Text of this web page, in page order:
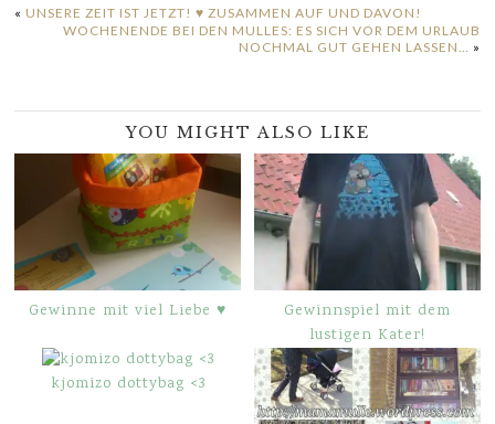
« UNSERE ZEIT IST JETZT! ♥ ZUSAMMEN AUF UND DAVON!
WOCHENENDE BEI DEN MULLES: ES SICH VOR DEM URLAUB
NOCHMAL GUT GEHEN LASSEN… »
YOU MIGHT ALSO LIKE
Gewinne mit viel Liebe ♥
Gewinnspiel mit dem
lustigen Kater!
kjomizo dottybag <3